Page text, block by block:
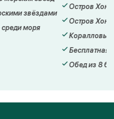
звёздами
моря
Остров Хон
Остров Хон
Коралловый
Бесплатная
Обед из 8